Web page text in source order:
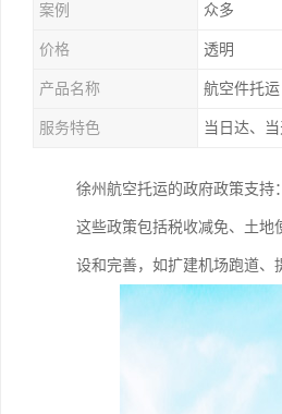
案例 众多
价格 透明
产品名称 航空件托运
服务特色 当日达、
徐州航空托运的政府政策支持
这些政策包括税收减免、土地
设和完善，如扩建机场跑道、